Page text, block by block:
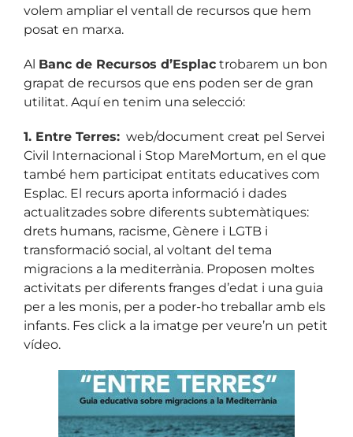
volem ampliar el ventall de recursos que hem
posat en marxa.
Al Banc de Recursos d’Esplac trobarem un bon
grapat de recursos que ens poden ser de gran
utilitat. Aquí en tenim una selecció:
1. Entre Terres: web/document creat pel Servei
Civil Internacional i Stop MareMortum, en el que
també hem participat entitats educatives com
Esplac. El recurs aporta informació i dades
actualitzades sobre diferents subtemàtiques:
drets humans, racisme, Gènere i LGTB i
transformació social, al voltant del tema
migracions a la mediterrània. Proposen moltes
activitats per diferents franges d’edat i una guia
per a les monis, per a poder-ho treballar amb els
infants. Fes click a la imatge per veure’n un petit
vídeo.